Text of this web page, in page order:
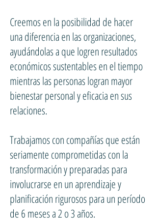
Creemos en la posibilidad de hacer
una diferencia en las organizaciones,
ayudándolas a que logren resultados
económicos sustentables en el tiempo
mientras las personas logran mayor
bienestar personal y eficacia en sus
relaciones.
Trabajamos con compañías que están
seriamente comprometidas con la
transformación y preparadas para
involucrarse en un aprendizaje y
planificación rigurosos para un período
de 6 meses a 2 o 3 años.